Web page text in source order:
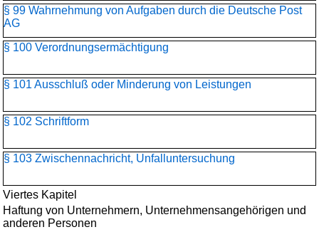
§ 99 Wahrnehmung von Aufgaben durch die Deutsche Post
AG
§ 100 Verordnungsermächtigung
§ 101 Ausschluß oder Minderung von Leistungen
§ 102 Schriftform
§ 103 Zwischennachricht, Unfalluntersuchung
Viertes Kapitel
Haftung von Unternehmern, Unternehmensangehörigen und
anderen Personen